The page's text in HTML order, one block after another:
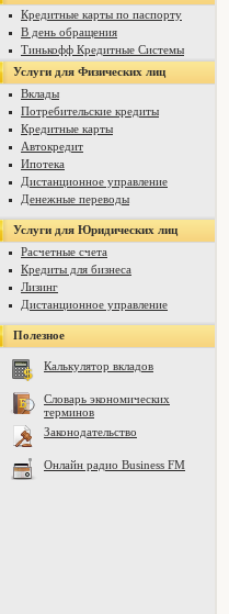
Кредитные карты по паспорту
В день обращения
Тинькофф Кредитные Системы
Услуги для Физических лиц
Вклады
Потребительские кредиты
Кредитные карты
Автокредит
Ипотека
Дистанционное управление
Денежные переводы
Услуги для Юридических лиц
Расчетные счета
Кредиты для бизнеса
Лизинг
Дистанционное управление
Полезное
Калькулятор вкладов
Словарь экономических
терминов
Законодательство
Онлайн радио Business FM